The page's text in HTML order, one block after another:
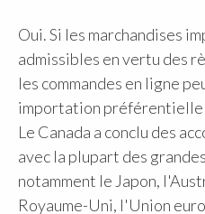
Oui. Si les marchandises
admissibles en vertu des
les commandes en ligne
importation préférentielle
Le Canada a conclu des
avec la plupart des
notamment le Japon,
Royaume-Uni, l'Union